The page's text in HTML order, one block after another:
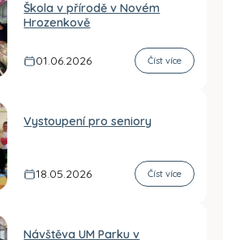
Škola v přírodě v Novém
Hrozenkově
01.06.2026 Číst více
Vystoupení pro seniory
18.05.2026 Číst více
Návštěva UM Parku v